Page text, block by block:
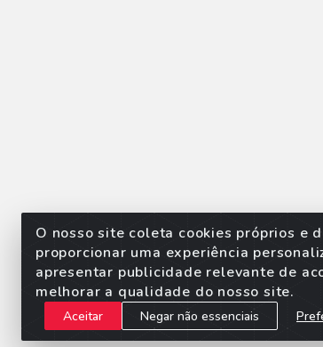
O nosso site coleta cookies próprios e
proporcionar uma experiência
apresentar publicidade relevante de
melhorar a qualidade do nosso site.
Aceitar Negar não essenciais
Sorpan -